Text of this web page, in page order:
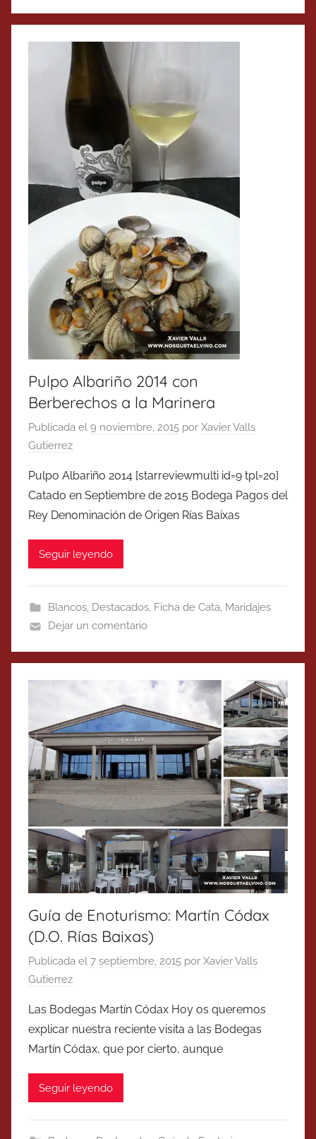
Pulpo Albariño 2014 con
Berberechos a la Marinera
Publicada el 9 noviembre, 2015 por Xavier Valls
Gutierrez
Pulpo Albariño 2014 [starreviewmulti id=9 tpl=20]
Catado en Septiembre de 2015 Bodega Pagos del
Rey Denominación de Origen Rías Baixas
Seguir leyendo
Blancos, Destacados, Ficha de Cata, Maridajes
Dejar un comentario
Guía de Enoturismo: Martín Códax
(D.O. Rías Baixas)
Publicada el 7 septiembre, 2015 por Xavier Valls
Gutierrez
Las Bodegas Martín Códax Hoy os queremos
explicar nuestra reciente visita a las Bodegas
Martín Códax, que por cierto, aunque
Seguir leyendo